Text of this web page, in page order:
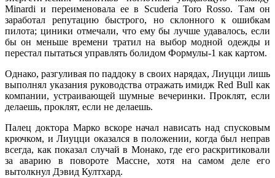
Minardi и переименовала ее в Scuderia Toro Rosso. Там он
заработал репутацию быстрого, но склонного к ошибкам
пилота; циники отмечали, что ему бы лучше удавалось, если
бы он меньше времени тратил на выбор модной одежды и
перестал пытаться управлять болидом Формулы-1 как картом.
Однако, разгуливая по паддоку в своих нарядах, Лиуцци лишь
выполнял указания руководства отражать имидж Red Bull как
компании, устраивающей шумные вечеринки. Проклят, если
делаешь, проклят, если не делаешь.
Палец доктора Марко вскоре начал нависать над спусковым
крючком, и Лиуцци оказался в положении, когда был неправ
всегда, как показал случай в Монако, где его раскритиковали
за аварию в повороте Массне, хотя на самом деле его
вытолкнул Дэвид Култхард.